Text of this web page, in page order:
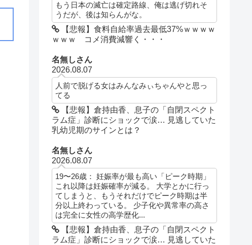
もう日本の滅亡は確定路線、俺は逃げ切れそ
うだが、後は知らんがな。
【悲報】食料自給率過去最低37%ｗｗｗｗ
ｗｗｗ コメ消費減響く・・・
名無しさん
2026.08.07
人前で脱げる女はみんなみぃちゃんやと思っ
てる
【悲報】倉持由香、息子の「自閉スペクト
ラム症」診断にショックで涙… 見逃していた
乳幼児期のサインとは？
名無しさん
2026.08.07
19〜26歳： 妊娠率が最も高い「ピーク時期」
これ以降は妊娠確率が減る。 大学とかに行っ
てしまうと、もうそれだけでピーク時期は半
分以上終わっている。 少子化や異常率の高さ
は完全に女性の高学歴化...
【悲報】倉持由香、息子の「自閉スペクト
ラム症」診断にショックで涙… 見逃していた